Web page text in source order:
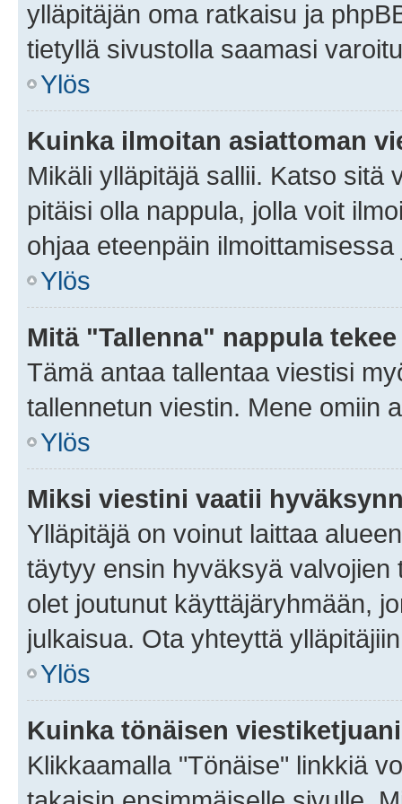
ylläpitäjän oma ratkaisu ja
tietyllä sivustolla saamasi
Ylös
Kuinka ilmoitan asiattoman
Mikäli ylläpitäjä sallii. Katso sitä
pitäisi olla nappula, jolla voit
ohjaa eteenpäin
Ylös
Mitä "Tallenna" nappula
Tämä antaa tallentaa viestisi
tallennetun viestin. Mene omiin
Ylös
Miksi viestini vaatii
Ylläpitäjä on voinut laittaa
täytyy ensin hyväksyä
olet joutunut käyttäjäryhmään,
julkaisua. Ota yhteyttä
Ylös
Kuinka tönäisen
Klikkaamalla "Tönäise" linkkiä